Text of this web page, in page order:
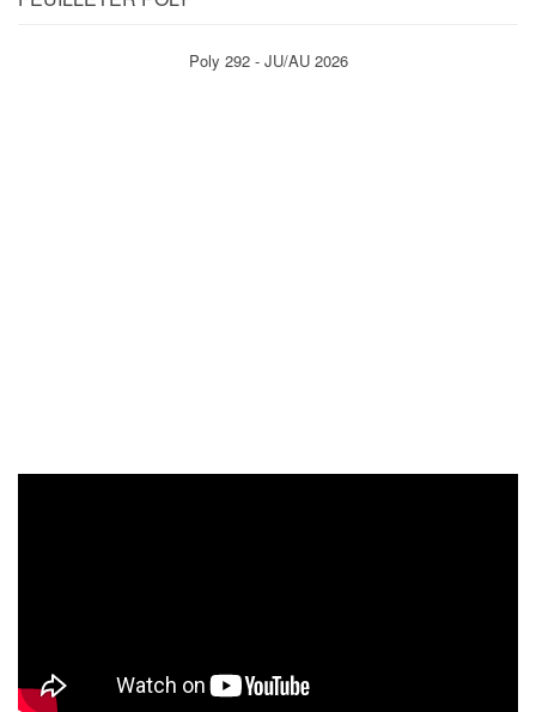
Poly 292 - JU/AU 2026